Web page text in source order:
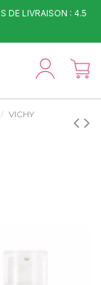
DE LIVRAISON : 4.5
VICHY